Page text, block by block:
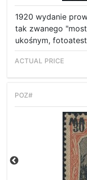
1920 wydanie
tak zwanego
ukośnym,